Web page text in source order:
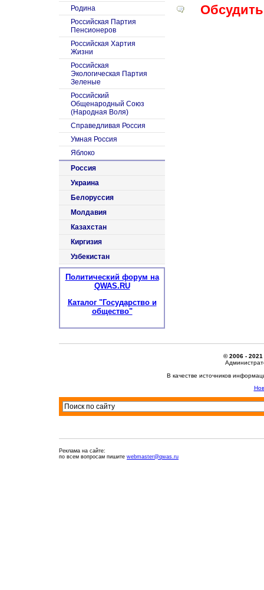
Родина
Российская Партия
Пенсионеров
Российская Хартия
Жизни
Российская
Экологическая Партия
Зеленые
Российский
Общенародный Союз
(Народная Воля)
Справедливая Россия
Умная Россия
Яблоко
Россия
Украина
Белоруссия
Молдавия
Казахстан
Киргизия
Узбекистан
Политический форум на
QWAS.RU
Каталог "Государство и
общество"
© 2006 - 2021
В качестве источников
Реклама на сайте:
по всем вопросам пишите webmaster@qwas.ru